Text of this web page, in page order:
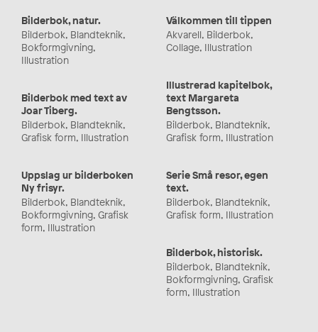
Bilderbok, natur.
Bilderbok, Blandteknik,
Bokformgivning,
Illustration
Välkommen till tippen
Akvarell, Bilderbok,
Collage, Illustration
Illustrerad kapitelbok,
text Margareta
Bengtsson.
Bilderbok, Blandteknik,
Grafisk form, Illustration
Bilderbok med text av
Joar Tiberg.
Bilderbok, Blandteknik,
Grafisk form, Illustration
Uppslag ur bilderboken
Ny frisyr.
Bilderbok, Blandteknik,
Bokformgivning, Grafisk
form, Illustration
Serie Små resor, egen
text.
Bilderbok, Blandteknik,
Grafisk form, Illustration
Bilderbok, historisk.
Bilderbok, Blandteknik,
Bokformgivning, Grafisk
form, Illustration